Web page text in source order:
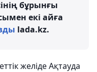
бұрынғы
екі айға
lada.kz.
желіде Ақтауда